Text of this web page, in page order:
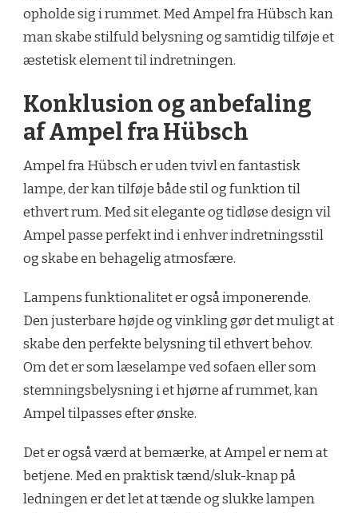
opholde sig i rummet. Med Ampel fra Hübsch kan
man skabe stilfuld belysning og samtidig tilføje et
æstetisk element til indretningen.
Konklusion og anbefaling
af Ampel fra Hübsch
Ampel fra Hübsch er uden tvivl en fantastisk
lampe, der kan tilføje både stil og funktion til
ethvert rum. Med sit elegante og tidløse design vil
Ampel passe perfekt ind i enhver indretningsstil
og skabe en behagelig atmosfære.
Lampens funktionalitet er også imponerende.
Den justerbare højde og vinkling gør det muligt at
skabe den perfekte belysning til ethvert behov.
Om det er som læselampe ved sofaen eller som
stemningsbelysning i et hjørne af rummet, kan
Ampel tilpasses efter ønske.
Det er også værd at bemærke, at Ampel er nem at
betjene. Med en praktisk tænd/sluk-knap på
ledningen er det let at tænde og slukke lampen